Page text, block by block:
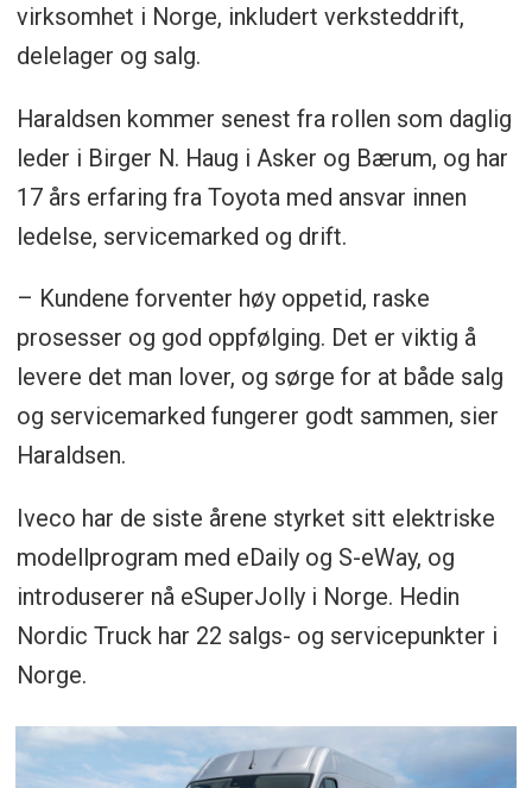
virksomhet i Norge, inkludert verksteddrift,
delelager og salg.
Haraldsen kommer senest fra rollen som daglig
leder i Birger N. Haug i Asker og Bærum, og har
17 års erfaring fra Toyota med ansvar innen
ledelse, servicemarked og drift.
– Kundene forventer høy oppetid, raske
prosesser og god oppfølging. Det er viktig å
levere det man lover, og sørge for at både salg
og servicemarked fungerer godt sammen, sier
Haraldsen.
Iveco har de siste årene styrket sitt elektriske
modellprogram med eDaily og S-eWay, og
introduserer nå eSuperJolly i Norge. Hedin
Nordic Truck har 22 salgs- og servicepunkter i
Norge.